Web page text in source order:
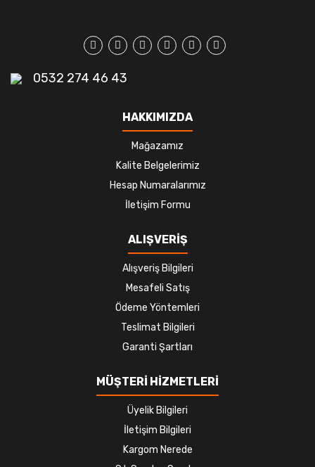
0532 274 46 43
HAKKIMIZDA
Mağazamız
Kalite Belgelerimiz
Hesap Numaralarımız
İletişim Formu
ALIŞVERİŞ
Alışveriş Bilgileri
Mesafeli Satış
Ödeme Yöntemleri
Teslimat Bilgileri
Garanti Şartları
MÜŞTERİ HİZMETLERİ
Üyelik Bilgileri
İletişim Bilgileri
Kargom Nerede